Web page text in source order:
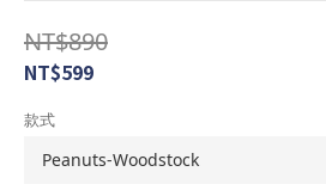
NT$890
NT$599
款式